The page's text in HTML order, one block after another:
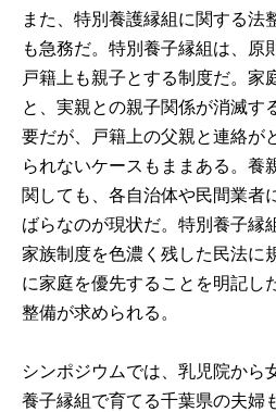
また、特別養護縁組に関する法
も急務だ。特別養子縁組は、原
戸籍上も親子とする制度だ。家
と、実親との親子関係が消滅す
要だが、戸籍上の父親と連絡が
られないケースもままある。養
関しても、各自治体や民間業者
ばらなのが現状だ。特別養子縁
家族制度を色濃く残した民法に
に家庭を優先することを明記し
整備が求められる。
シンポジウムでは、乳児院から
養子縁組で育てる千葉県の夫婦